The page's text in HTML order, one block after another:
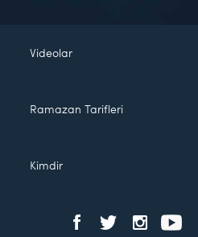
Videolar
Ramazan Tarifleri
Kimdir